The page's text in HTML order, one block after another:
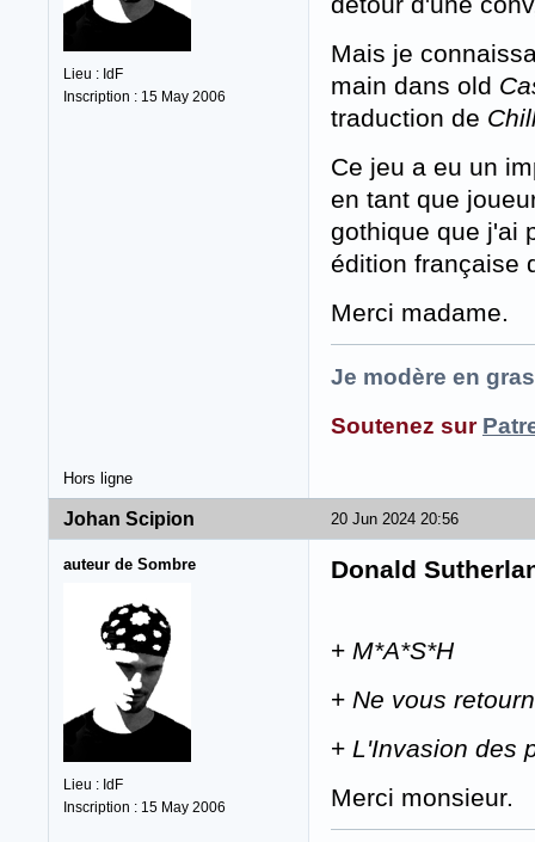
Lieu : IdF
Inscription : 15 May 2006
Mais je
main dans old
traduction de
Ce jeu a eu un
en tant que
gothique que j'ai
édition française
Merci madame.
Je modère en
Soutenez sur
Hors ligne
20 Jun 2024 20:56
Johan Scipion
auteur de Sombre
Lieu : IdF
Inscription : 15 May 2006
Donald
+ M*A*S*H
+ Ne vous
+ L'Invasion des
Merci monsieur.